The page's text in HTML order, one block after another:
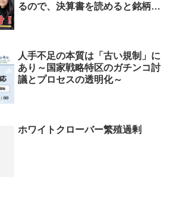
るので、決算書を読めると銘柄の
人手不足の本質は「古い規制」に
あり～国家戦略特区のガチンコ討
議とプロセスの透明化～
ホワイトクローバー繁殖過剰